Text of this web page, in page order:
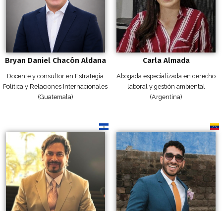
Bryan Daniel Chacón Aldana
Docente y consultor en Estrategia
Política y Relaciones Internacionales
(Guatemala)
Carla Almada
Abogada especializada en derecho
laboral y gestión ambiental
(Argentina)